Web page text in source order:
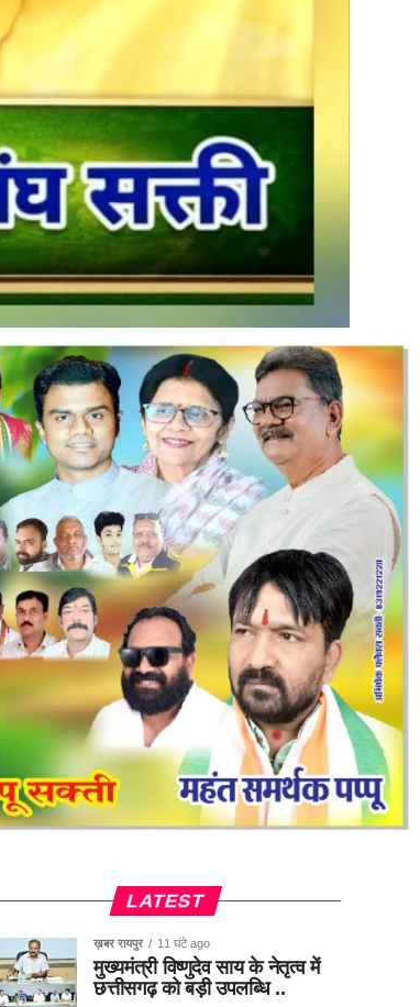
LATEST
ख़बर रायपुर 11 घंटे ago
मुख्यमंत्री विष्णुदेव साय के नेतृत्व में
छत्तीसगढ़ को बड़ी उपलब्धि ..